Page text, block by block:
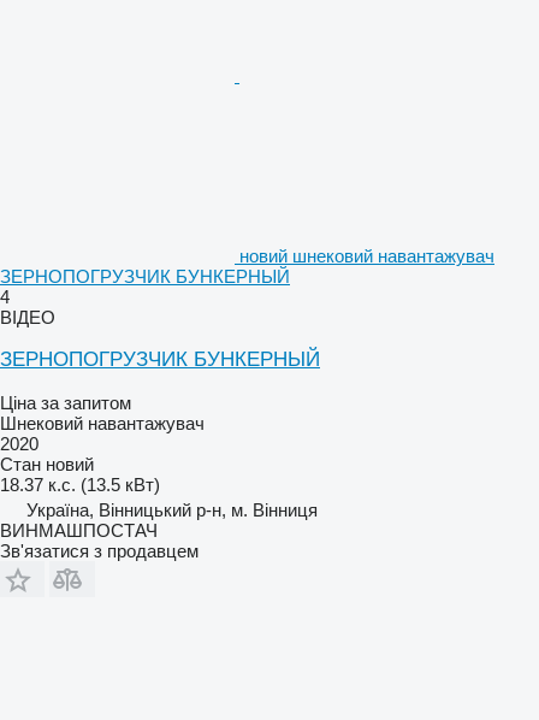
новий шнековий навантажувач
ЗЕРНОПОГРУЗЧИК БУНКЕРНЫЙ
4
ВІДЕО
ЗЕРНОПОГРУЗЧИК БУНКЕРНЫЙ
Ціна за запитом
Шнековий навантажувач
2020
Стан новий
18.37 к.с. (13.5 кВт)
Україна, Вінницький р-н, м. Вінниця
ВИНМАШПОСТАЧ
Зв'язатися з продавцем